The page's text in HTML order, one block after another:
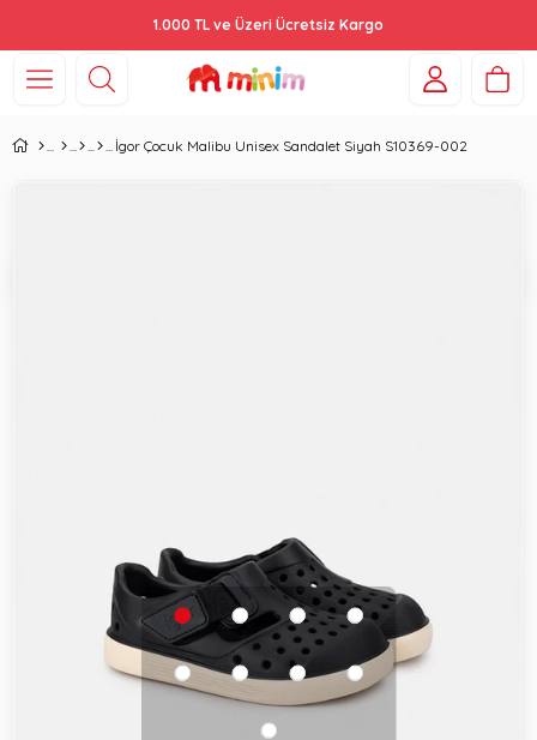
1.000 TL ve Üzeri Ücretsiz Kargo
İgor Çocuk Malibu Unisex Sandalet Siyah S10369-002